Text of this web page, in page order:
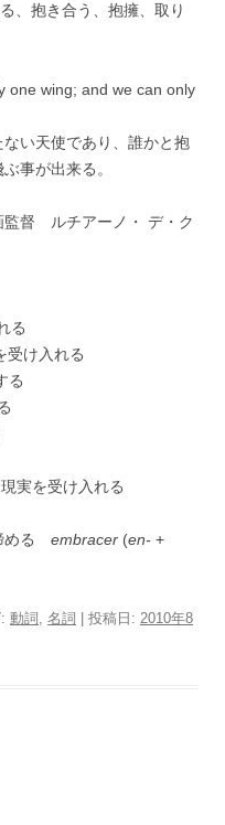
、抱き合う、抱擁、取り
one wing; and we can only
い天使であり、誰かと抱
事が出来る。
監督 ルチアーノ・ デ・ク
る
受け入れる
る
実を受け入れる
める embracer (en- +
動詞 , 名詞 | 投稿日: 2010年8